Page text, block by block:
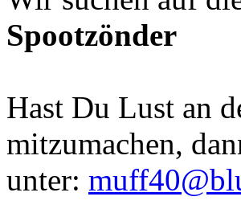
Spootzönder
Hast Du Lust an
mitzumachen,
unter: